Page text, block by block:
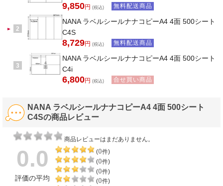
9,850円 (税込) 無料配送商品
2
NANA ラベルシールナナコピーA4 4面 500シート
C4S
8,729円 (税込) 無料配送商品
3
NANA ラベルシールナナコピーA4 4面 500シート
C4i
6,800円 (税込) 合せ買い商品
NANA ラベルシールナナコピーA4 4面 500シート
C4Sの商品レビュー
商品レビューはまだありません。
0.0
評価の平均
(0件)
(0件)
(0件)
(0件)